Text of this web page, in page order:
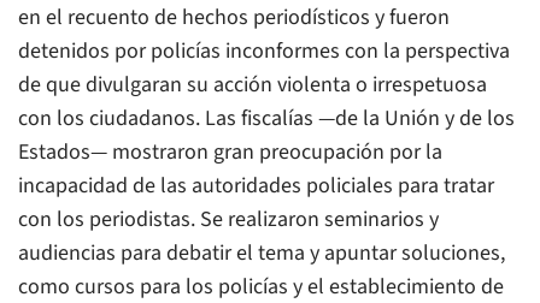
en el recuento de hechos periodísticos y fueron
detenidos por policías inconformes con la perspectiva
de que divulgaran su acción violenta o irrespetuosa
con los ciudadanos. Las fiscalías —de la Unión y de los
Estados— mostraron gran preocupación por la
incapacidad de las autoridades policiales para tratar
con los periodistas. Se realizaron seminarios y
audiencias para debatir el tema y apuntar soluciones,
como cursos para los policías y el establecimiento de